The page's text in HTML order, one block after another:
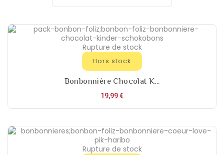
Rupture de stock
Hors stock
Bonbonnière Chocolat K...
19,99 €Prix
Rupture de stock